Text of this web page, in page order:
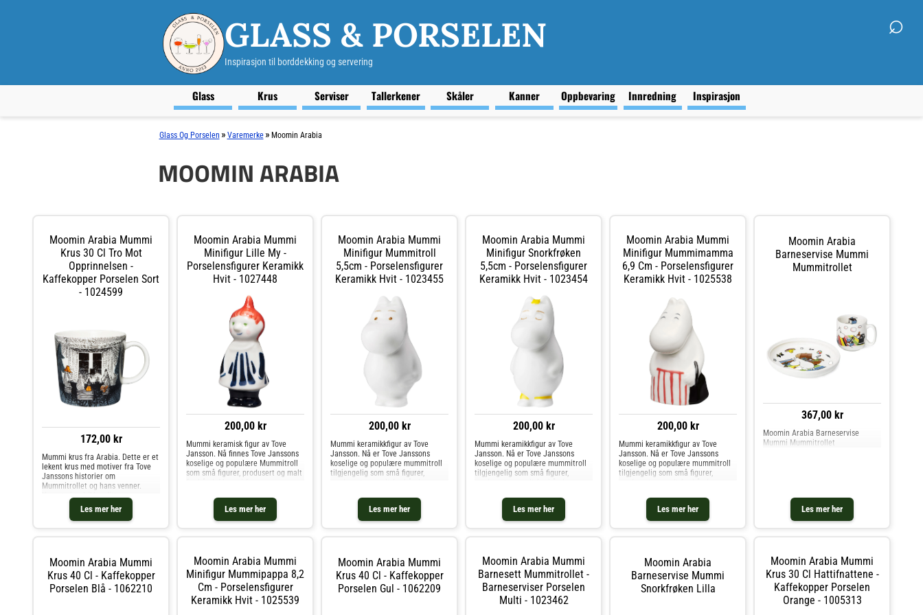
GLASS & PORSELEN
Inspirasjon til borddekking og servering
⌕
Glass Krus Serviser Tallerkener Skåler Kanner Oppbevaring Innredning Inspirasjon
Glass Og Porselen » Varemerke » Moomin Arabia
MOOMIN ARABIA
Moomin Arabia Mummi
Krus 30 Cl Tro Mot
Opprinnelsen -
Kaffekopper Porselen Sort
- 1024599
172,00 kr
Les mer her
Mummi krus fra Arabia. Dette er et
lekent krus med motiver fra Tove
Janssons historier om
Mummitrollet og hans venner.
Kruset gjør drikken litt
morsommere, det er en perfekt
dåpsgave eller en gave til Mummi-
samleren. Designet av Tove Slotte.
Moomin Arabia Mummi
Minifigur Lille My -
Porselensfigurer Keramikk
Hvit - 1027448
200,00 kr
Les mer her
Mummi keramisk figur av Tove
Jansson. Nå finnes Tove Janssons
koselige og populære Mummitroll
som små figurer, produsert og malt
samlerobjekter som blir en
garantert verdsatt gave å gi bort.
Kjøp Porselensfigurer og andre
Moomin Arabia Mummi
Minifigur Mummitroll
5,5cm - Porselensfigurer
Keramikk Hvit - 1023455
200,00 kr
Les mer her
Mummi keramikkfigur av Tove
Jansson. Nå er Tove Janssons
koselige og populære mummitroll
tilgjengelig som små figurer,
samleobjekter som garantert vil bli
en flott gave til en samler. Kjøp
Porselensfigurer og andre
Moomin Arabia Mummi
Minifigur Snorkfrøken
5,5cm - Porselensfigurer
Keramikk Hvit - 1023454
200,00 kr
Les mer her
Mummi keramikkfigur av Tove
Jansson. Nå er Tove Janssons
koselige og populære mummitroll
tilgjengelig som små figurer,
samleobjekter som garantert vil bli
en flott gave til en samler. Kjøp
Porselensfigurer og andre
Moomin Arabia Mummi
Minifigur Mummimamma
6,9 Cm - Porselensfigurer
Keramikk Hvit - 1025538
200,00 kr
Les mer her
Mummi keramikkfigur av Tove
Jansson. Nå er Tove Janssons
koselige og populære mummitroll
tilgjengelig som små figurer,
samleobjekter som garantert vil bli
en flott gave til en samler. Kjøp
Porselensfigurer og andre
Moomin Arabia
Barneservise Mummi
Mummitrollet
367,00 kr
Les mer her
Moomin Arabia Barneservise
Mummi Mummitrollet
Moomin Arabia Mummi
Krus 40 Cl - Kaffekopper
Porselen Blå - 1062210
Moomin Arabia Mummi
Minifigur Mummipappa 8,2
Cm - Porselensfigurer
Keramikk Hvit - 1025539
Moomin Arabia Mummi
Krus 40 Cl - Kaffekopper
Porselen Gul - 1062209
Moomin Arabia Mummi
Barnesett Mummitrollet -
Barneserviser Porselen
Multi - 1023462
Moomin Arabia
Barneservise Mummi
Snorkfrøken Lilla
Moomin Arabia Mummi
Krus 30 Cl Hattifnattene -
Kaffekopper Porselen
Orange - 1005313